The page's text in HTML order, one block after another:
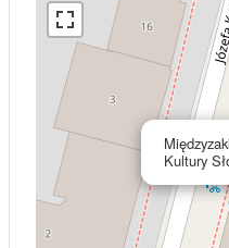
Kultury